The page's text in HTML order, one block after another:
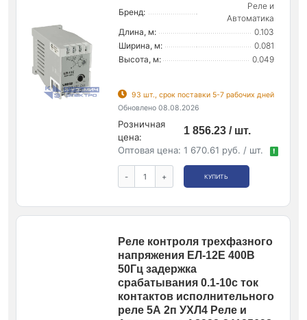
Бренд:
Реле и
Автоматика
Длина, м:
0.103
Ширина, м:
0.081
Высота, м:
0.049
93 шт., срок поставки 5-7 рабочих дней
Обновлено 08.08.2026
Розничная
цена:
1 856.23 / шт.
Оптовая цена: 1 670.61 руб. / шт. !
- + КУПИТЬ
Реле контроля трехфазного
напряжения ЕЛ-12Е 400В
50Гц задержка
срабатывания 0.1-10с ток
контактов исполнительного
реле 5А 2п УХЛ4 Реле и